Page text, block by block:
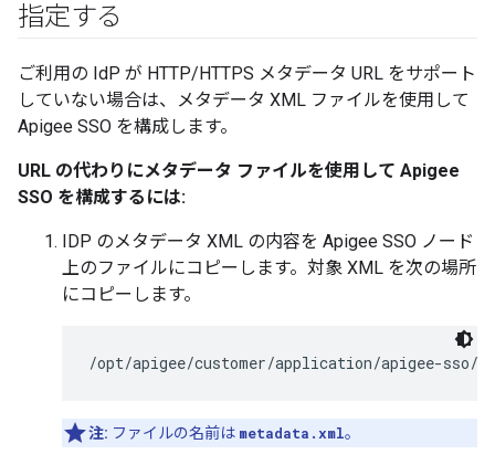
指定する
ご利用の IdP が HTTP/HTTPS メタデータ URL をサポート
していない場合は、メタデータ XML ファイルを使用して
Apigee SSO を構成します。
URL の代わりにメタデータ ファイルを使用して Apigee
SSO を構成するには:
IDP のメタデータ XML の内容を Apigee SSO ノード
上のファイルにコピーします。対象 XML を次の場所
にコピーします。
/opt/apigee/customer/application/apigee-sso/
注: ファイルの名前は metadata.xml。